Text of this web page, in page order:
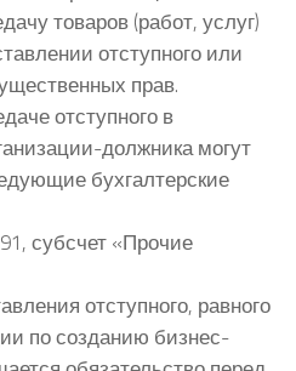
товаров (работ, услуг)
отступного или
прав.
отступного в
должника могут
бухгалтерские
субсчет «Прочие
отступного, равного
по созданию бизнес-